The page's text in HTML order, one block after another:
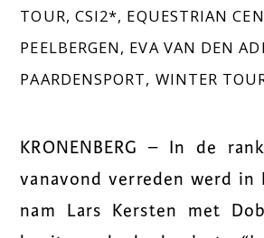
TOUR, CSI2*, EQUESTRIAN
PEELBERGEN, EVA VAN DEN
PAARDENSPORT, WINTER
KRONENBERG – In de
vanavond verreden werd in
nam Lars Kersten met